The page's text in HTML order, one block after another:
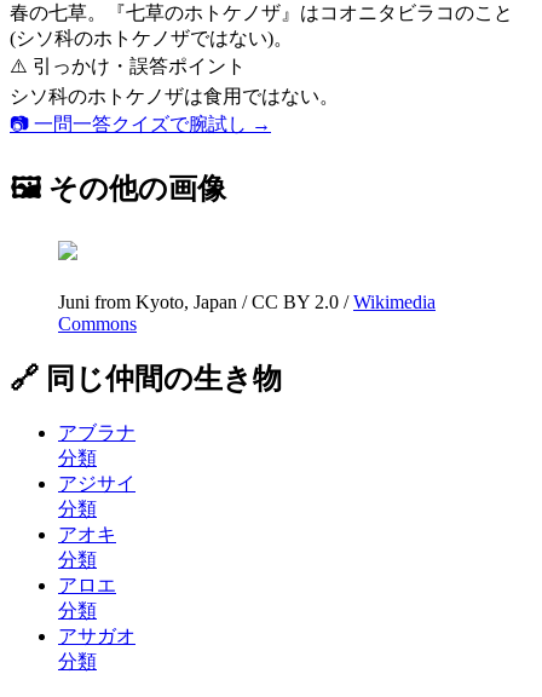
春の七草。『七草のホトケノザ』はコオニタビラコのこと
(シソ科のホトケノザではない)。
⚠️ 引っかけ・誤答ポイント
シソ科のホトケノザは食用ではない。
📷 一問一答クイズで腕試し →
🖼 その他の画像
Juni from Kyoto, Japan /CC BY 2.0 / Wikimedia
Commons
🔗 同じ仲間の生き物
アブラナ
分類
アジサイ
分類
アオキ
分類
アロエ
分類
アサガオ
分類